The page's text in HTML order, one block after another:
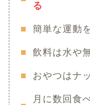
る
簡単な運動
飲料は水や
おやつはナ
月に数回食